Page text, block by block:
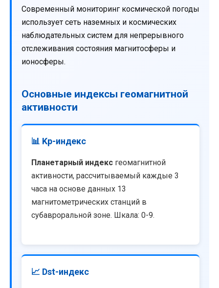
Современный мониторинг космической погоды
использует сеть наземных и космических
наблюдательных систем для непрерывного
отслеживания состояния магнитосферы и
ионосферы.
Основные индексы геомагнитной
активности
📊 Kp-индекс
Планетарный индекс геомагнитной
активности, рассчитываемый каждые 3
часа на основе данных 13
магнитометрических станций в
субавроральной зоне. Шкала: 0-9.
📈 Dst-индекс